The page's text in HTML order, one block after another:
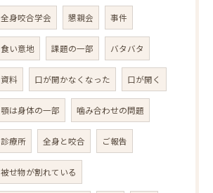
全身咬合学会 懇親会 事件
食い意地 課題の一部 バタバタ
資料 口が開かなくなった 口が開く
顎は身体の一部 噛み合わせの問題
診療所 全身と咬合 ご報告
被せ物が割れている